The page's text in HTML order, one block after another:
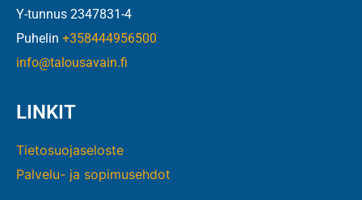
Y-tunnus 2347831-4
Puhelin +358444956500
info@talousavain.fi
LINKIT
Tietosuojaseloste
Palvelu- ja sopimusehdot